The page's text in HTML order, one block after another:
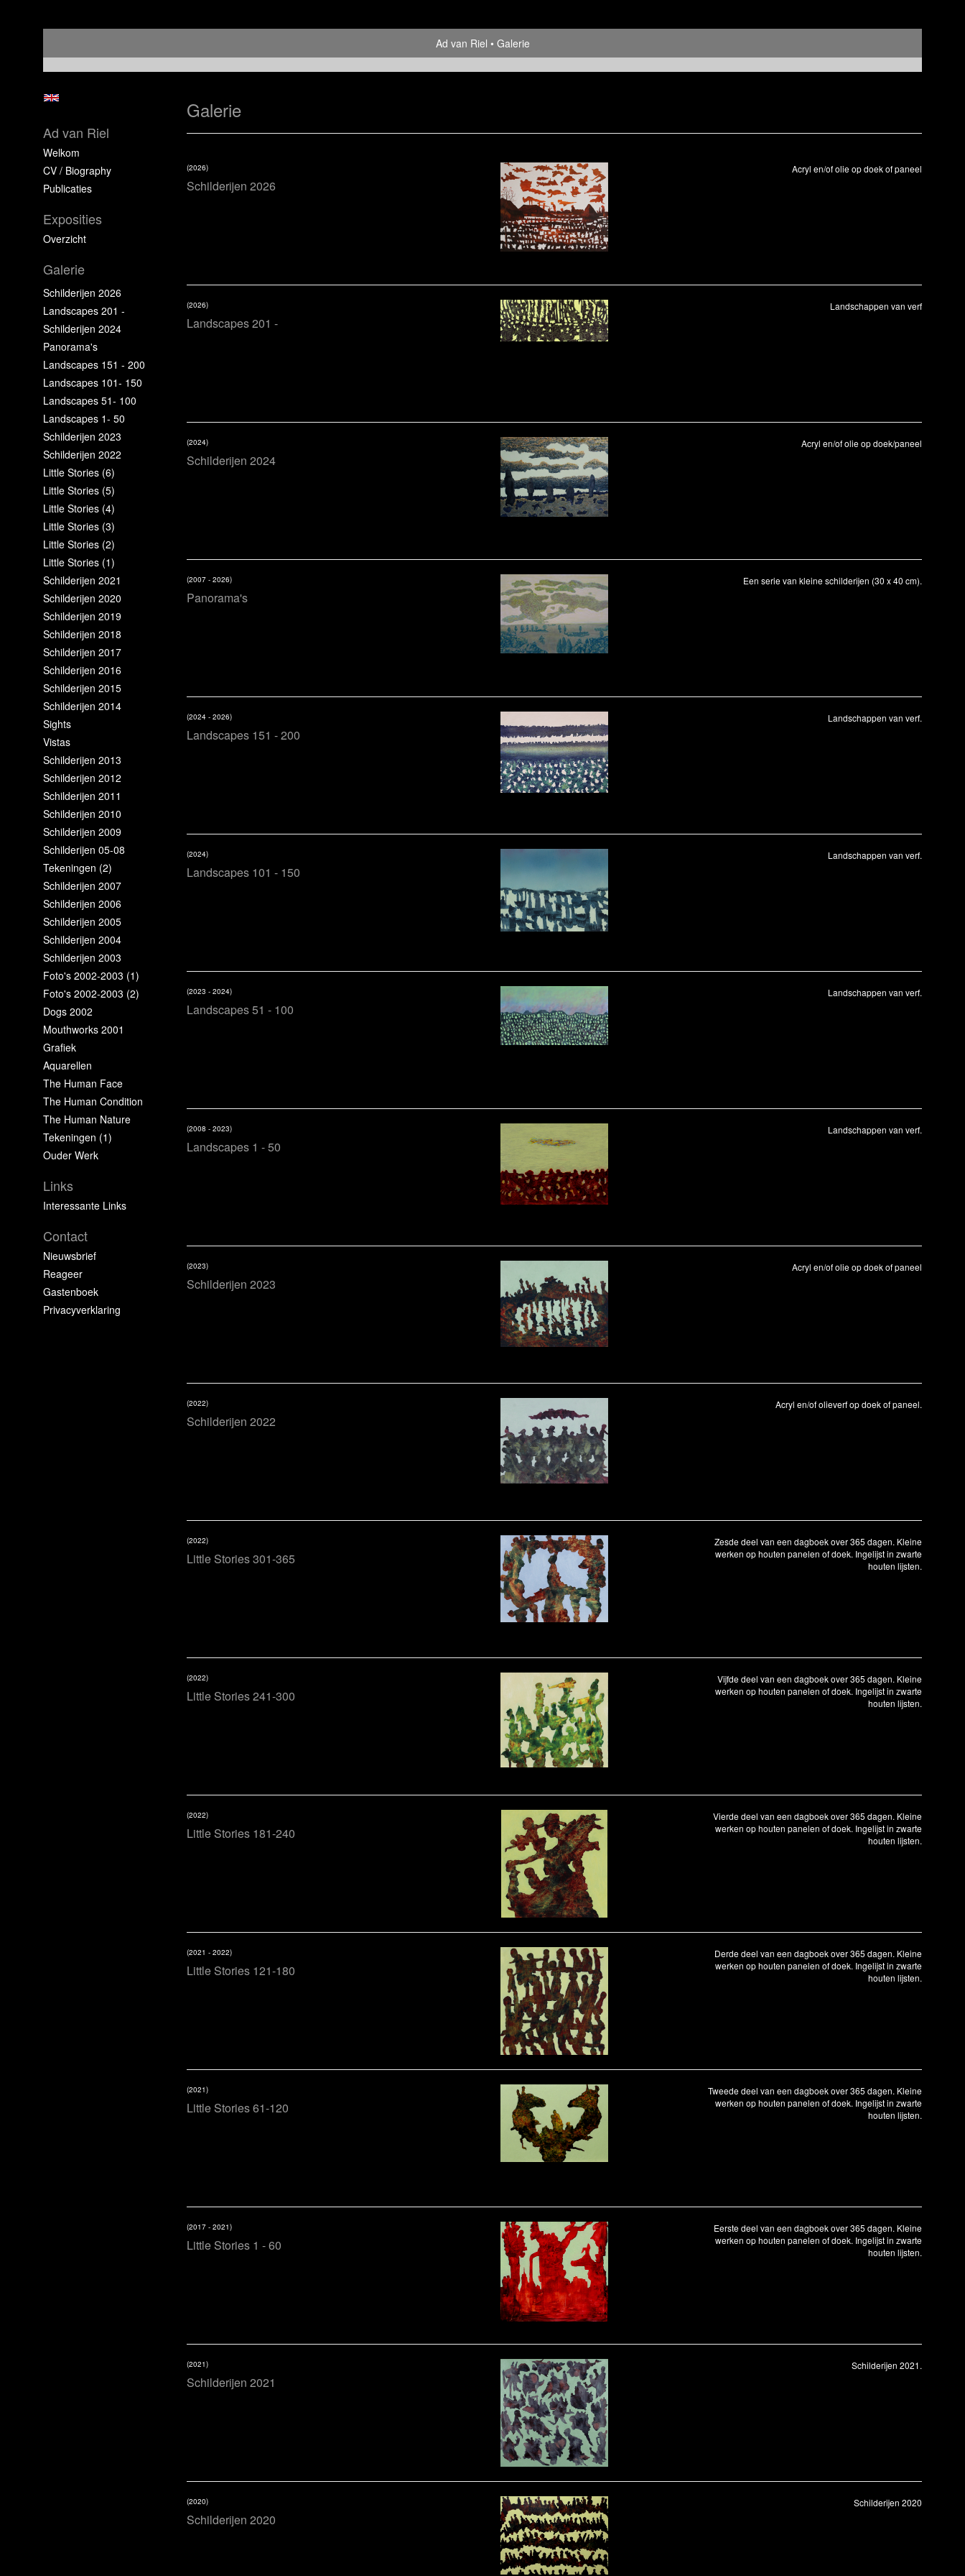
Ad van Riel Galerie
Galerie
Schilderijen 2026
(2026) Acryl en/of olie op doek of paneel
Landscapes 201 -
(2026) Landschappen van verf
Schilderijen 2024
(2024) Acryl en/of olie op doek/paneel
Panorama's
(2007 - 2026) Een serie van kleine schilderijen (30 x 40 cm).
Landscapes 151 - 200
(2024 - 2026) Landschappen van verf.
Landscapes 101 - 150
(2024) Landschappen van verf.
Landscapes 51 - 100
(2023 - 2024) Landschappen van verf.
Landscapes 1 - 50
(2008 - 2023) Landschappen van verf.
Schilderijen 2023
(2023) Acryl en/of olie op doek of paneel
Schilderijen 2022
(2022) Acryl en/of olieverf op doek of paneel.
Little Stories 301-365
(2022)
Zesde deel van een dagboek over 365 dagen. Kleine
werken op houten panelen of doek. Ingelijst in zwarte
houten lijsten.
Little Stories 241-300
(2022)
Vijfde deel van een dagboek over 365 dagen. Kleine
werken op houten panelen of doek. Ingelijst in zwarte
houten lijsten.
Little Stories 181-240
(2022)
Vierde deel van een dagboek over 365 dagen. Kleine
werken op houten panelen of doek. Ingelijst in zwarte
houten lijsten.
Little Stories 121-180
(2021 - 2022)
Derde deel van een dagboek over 365 dagen. Kleine
werken op houten panelen of doek. Ingelijst in zwarte
houten lijsten.
Little Stories 61-120
(2021)
Tweede deel van een dagboek over 365 dagen. Kleine
werken op houten panelen of doek. Ingelijst in zwarte
houten lijsten.
Little Stories 1 - 60
(2017 - 2021)
Eerste deel van een dagboek over 365 dagen. Kleine
werken op houten panelen of doek. Ingelijst in zwarte
houten lijsten.
Schilderijen 2021
(2021) Schilderijen 2021.
Schilderijen 2020
(2020) Schilderijen 2020
Ad van Riel
Welkom
CV / Biography
Publicaties
Exposities
Overzicht
Galerie
Schilderijen 2026
Landscapes 201 -
Schilderijen 2024
Panorama's
Landscapes 151 - 200
Landscapes 101- 150
Landscapes 51- 100
Landscapes 1- 50
Schilderijen 2023
Schilderijen 2022
Little Stories (6)
Little Stories (5)
Little Stories (4)
Little Stories (3)
Little Stories (2)
Little Stories (1)
Schilderijen 2021
Schilderijen 2020
Schilderijen 2019
Schilderijen 2018
Schilderijen 2017
Schilderijen 2016
Schilderijen 2015
Schilderijen 2014
Sights
Vistas
Schilderijen 2013
Schilderijen 2012
Schilderijen 2011
Schilderijen 2010
Schilderijen 2009
Schilderijen 05-08
Tekeningen (2)
Schilderijen 2007
Schilderijen 2006
Schilderijen 2005
Schilderijen 2004
Schilderijen 2003
Foto's 2002-2003 (1)
Foto's 2002-2003 (2)
Dogs 2002
Mouthworks 2001
Grafiek
Aquarellen
The Human Face
The Human Condition
The Human Nature
Tekeningen (1)
Ouder Werk
Links
Interessante Links
Contact
Nieuwsbrief
Reageer
Gastenboek
Privacyverklaring